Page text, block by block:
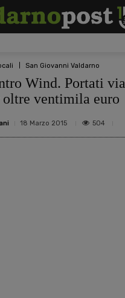
San Giovanni Valdarno
Wind. Portati via
ventimila euro
18 Marzo 2015 504